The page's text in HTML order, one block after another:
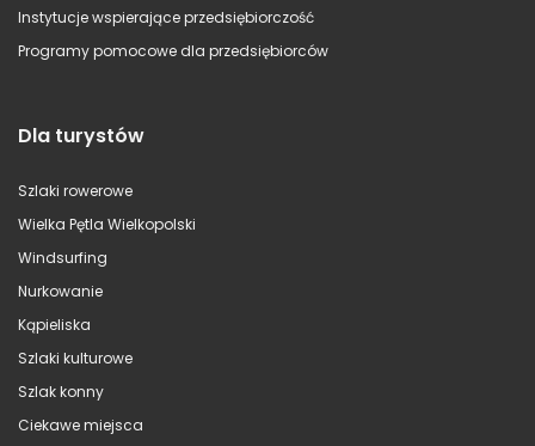
Instytucje wspierające przedsiębiorczość
Programy pomocowe dla przedsiębiorców
Dla turystów
Szlaki rowerowe
Wielka Pętla Wielkopolski
Windsurfing
Nurkowanie
Kąpieliska
Szlaki kulturowe
Szlak konny
Ciekawe miejsca